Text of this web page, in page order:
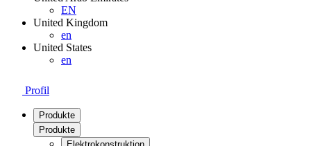
EN
United Kingdom
en
United States
en
Profil
Produkte
Produkte